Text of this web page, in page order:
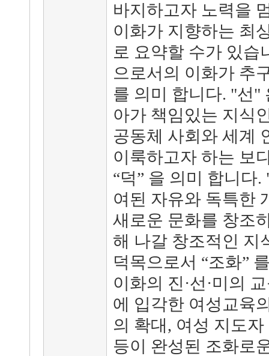
바지하고자 노력을
이화가 지향하는 최
로 요약할 수가 있습
으로서의 이화가 추
를 의미 합니다. "선"
아가 책임있는 지식
공동체 사회와 세계
이룩하고자 하는 보
“덕” 을 의미 합니다
여된 자유와 독특한
새로운 문화를 창조
해 나갈 창조적인 지
덕목으로서 “조화”
이화의 진·선·미의
에 입각한 여성교육
의 확대, 여성 지도
등이 완성된 조화로